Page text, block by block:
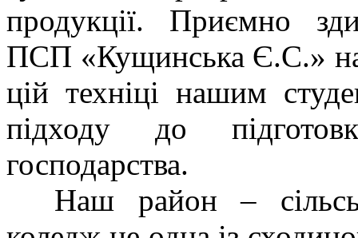
продукції. Приємно
ПСП «Кущинська Є.С.»
цій техніці нашим
підходу до
господарства.
Наш район –